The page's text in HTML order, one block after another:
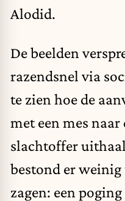
Alodid.
De beelden
razendsnel via
te zien hoe de
met een mes
slachtoffer
bestond er
zagen: een